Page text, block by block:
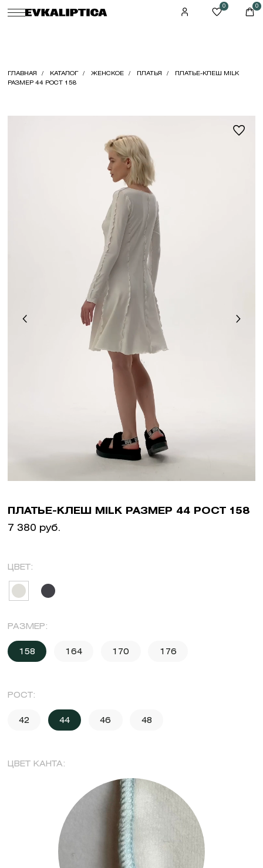
0 0
ГЛАВНАЯ КАТАЛОГ ЖЕНСКОЕ ПЛАТЬЯ
ПЛАТЬЕ-КЛЕШ MILK
РАЗМЕР 44 РОСТ 158
ПЛАТЬЕ-КЛЕШ MILK РАЗМЕР 44 РОСТ 158
7 380 руб.
ЦВЕТ:
РАЗМЕР:
158 164 170 176
РОСТ:
42 44 46 48
ЦВЕТ КАНТА: